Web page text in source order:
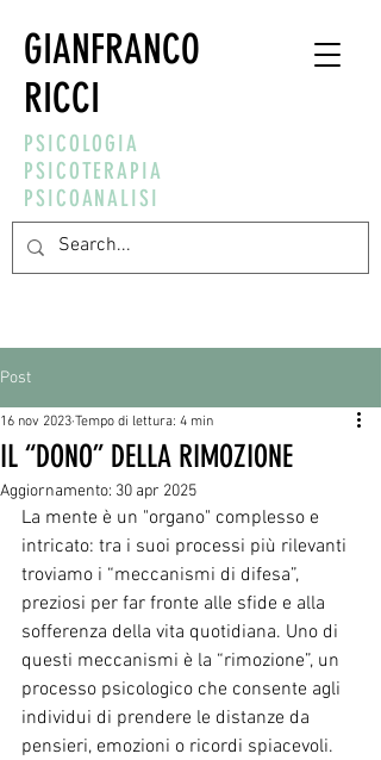
GIANFRANCO
RICCI
PSICOLOGIA
PSICOTERAPIA
PSICOANALISI
Post
IL “DONO” DELLA RIMOZIONE
16 nov 2023 Tempo di lettura: 4 min
Aggiornamento: 30 apr 2025
La mente è un "organo" complesso e
intricato: tra i suoi processi più rilevanti
troviamo i “meccanismi di difesa”,
preziosi per far fronte alle sfide e alla
sofferenza della vita quotidiana. Uno di
questi meccanismi è la “rimozione”, un
processo psicologico che consente agli
individui di prendere le distanze da
pensieri, emozioni o ricordi spiacevoli.